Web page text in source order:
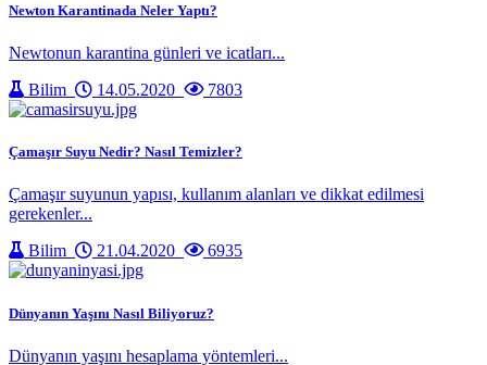
Newton Karantinada Neler Yaptı?
Newtonun karantina günleri ve icatları...
Bilim
14.05.2020 7803
Çamaşır Suyu Nedir? Nasıl Temizler?
Çamaşır suyunun yapısı, kullanım alanları ve dikkat edilmesi
gerekenler...
Bilim
21.04.2020 6935
Dünyanın Yaşını Nasıl Biliyoruz?
Dünyanın yaşını hesaplama yöntemleri...